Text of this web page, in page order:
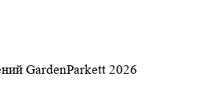
GardenParkett 2026